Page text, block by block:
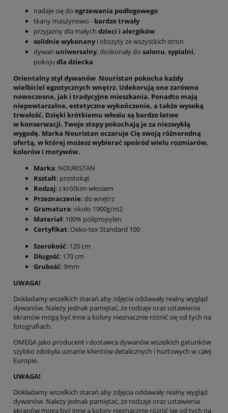
nadaje się do ogrzewania podłogowego
tkany maszynowo - bardzo trwały
przyjazny dla małych dzieci i alergików
solidnie wykonanyi obszyty ze wszystkich stron
dywan uniwersalny, doskonały do salonu, sypialni,
pokoju dla dziecka
Orientalny styl dywanów Nouristan pokocha każdy
wielbiciel egzotycznych wnętrz. Udekorują one zarówno
nowoczesne, jak i tradycyjne mieszkania. Ponadto mają
niepowtarzalne, estetyczne wykończenie, a także wysoką
trwałość. Dzięki krótkiemu włosiu są bardzo łatwe
w konserwacji. Twoje stopy pokochają je za niezwykłą
wygodę. Marka Nouristan oczaruje Cię swoją różnorodną
ofertą, w której możesz wybierać spośród wielu rozmiarów,
kolorów i motywów.
Marka: NOURISTAN
Kształt: prostokąt
Rodzaj: z krótkim włosiem
Przeznaczenie: do wnętrz
Gramatura: około 1900g/m2
Materiał: 100% polipropylen
Certyfikat: Oeko-tex Standard 100
Szerokość: 120 cm
Długość: 170 cm
Grubość: 9mm
UWAGA!
Dokładamy wszelkich starań aby zdjęcia oddawały realny wygląd
dywanów. Należy jednak pamiętać, że rodzaje oraz ustawienia
ekranów mogą być inne a kolory nieznacznie różnić się od tych na
fotografiach.
OMEGA jako producent i dostawca dywanów wszelkich gatunków
szybko zdobyła uznanie klientów detalicznych i hurtowych w całej
Europie.
UWAGA!
Dokładamy wszelkich starań aby zdjęcia oddawały realny wygląd
dywanów. Należy jednak pamiętać, że rodzaje oraz ustawienia
ekranów mogą być inne a kolory nieznacznie różnić się od tych na